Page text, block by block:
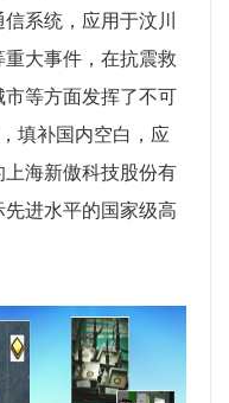
系统，应用于汶川
大事件，在抗震救
等方面发挥了不可
填补国内空白，应
海新傲科技股份有
进水平的国家级高